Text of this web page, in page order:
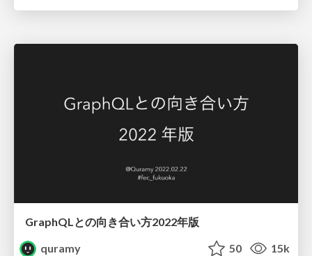
GraphQLとの向き合い方2022年版
quramy
50 15k